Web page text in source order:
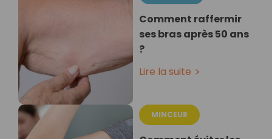
Comment raffermir
ses bras après 50 ans
?
Lire la suite
MINCEUR